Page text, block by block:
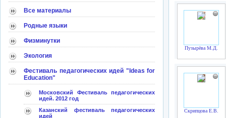
Все материалы
Родные языки
Физминутки
Экология
Фестиваль педагогических идей "Ideas for
Education"
Московский Фестиваль педагогических
идей. 2012 год
Казанский фестиваль педагогических
идей
Пузырёва М.Д.
Скрипцова Е.В.